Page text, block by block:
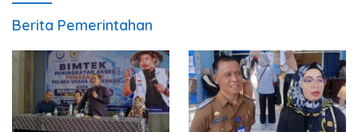
Berita Pemerintahan